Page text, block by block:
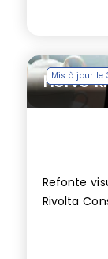
Mis à jour le
Hervé
Refonte
Rivolta